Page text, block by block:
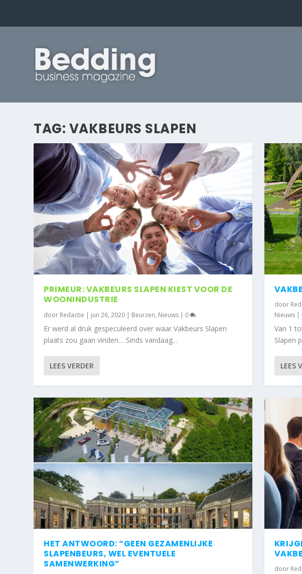
TAG: VAKBEURS SLAPEN
PRIMEUR: VAKBEURS SLAPEN KIEST VOOR DE
WOONINDUSTRIE
door Redactie | jun 26, 2020 | Beurzen, Nieuws | 0
Er werd al druk gespeculeerd over waar Vakbeurs Slapen
plaats zou gaan vinden… Sinds vandaag...
LEES VERDER
HET ANTWOORD: “GEEN GEZAMENLIJKE
SLAPENBEURS, WEL EVENTUELE
SAMENWERKING”
door
Nieuws|
Van 1
Slapen
LEES
door